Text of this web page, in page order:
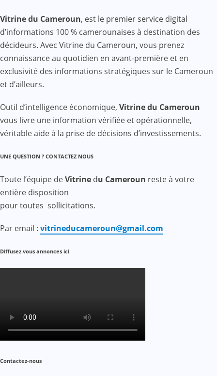
Vitrine du Cameroun, est le premier service digital
d’informations 100 % camerounaises à destination des
décideurs. Avec Vitrine du Cameroun, vous prenez
connaissance au quotidien en avant-première et en
exclusivité des informations stratégiques sur le Cameroun
et d’ailleurs.
Outil d’intelligence économique, Vitrine du Cameroun
vous livre une information vérifiée et opérationnelle,
véritable aide à la prise de décisions d’investissements.
UNE QUESTION ? CONTACTEZ NOUS
Toute l’équipe deVitrine du Cameroun reste à votre
entière disposition
pour toutes sollicitations.
Par email : vitrineducameroun@gmail.com
Diffusez vous annonces ici
Contactez-nous